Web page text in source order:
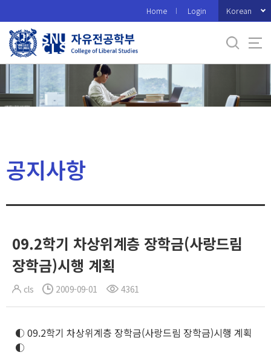
로
메
Home Login Korean
공지사항
09.2학기 차상위계층 장학금(사랑드림
장학금)시행 계획
cls 2009-09-01 4361
◐ 09.2학기 차상위계층 장학금(사랑드림 장학금)시행 계획
◐